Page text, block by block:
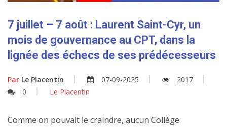
7 juillet – 7 août : Laurent Saint-Cyr, un
mois de gouvernance au CPT, dans la
lignée des échecs de ses prédécesseurs
Par Le Placentin 07-09-2025
2017
0
Le Placentin
Comme on pouvait le craindre, aucun Collège